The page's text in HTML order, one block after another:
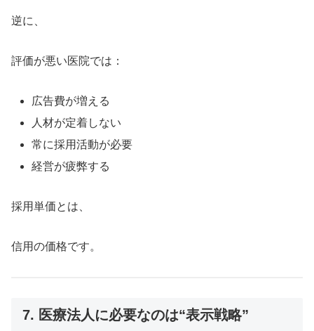
逆に、
評価が悪い医院では：
広告費が増える
人材が定着しない
常に採用活動が必要
経営が疲弊する
採用単価とは、
信用の価格です。
7. 医療法人に必要なのは“表示戦略”